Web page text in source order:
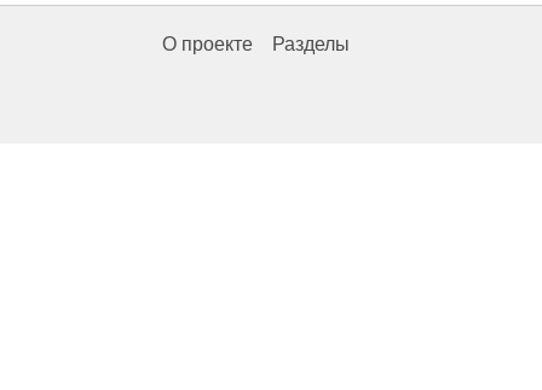
О проекте Разделы